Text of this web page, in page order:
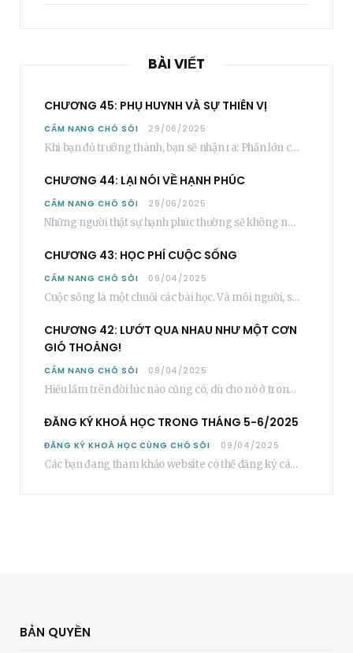
BÀI VIẾT
CHƯƠNG 45: PHỤ HUYNH VÀ SỰ THIÊN VỊ
CẨM NANG CHÓ SÓI 29/06/2025
Khi bạn đủ trưởng thành, bạn sẽ nhận ra: Phần lớn các bậc phụ huynh…
CHƯƠNG 44: LẠI NÓI VỀ HẠNH PHÚC
CẨM NANG CHÓ SÓI 29/06/2025
Những người thật sự hạnh phúc thường sẽ không nói cụ thể rằng bạn “phải”…
CHƯƠNG 43: HỌC PHÍ CUỘC SỐNG
CẨM NANG CHÓ SÓI 09/04/2025
Cuộc sống là một chuỗi các bài học. Và mỗi người, sẽ phải học rất…
CHƯƠNG 42: LƯỚT QUA NHAU NHƯ MỘT CƠN
GIÓ THOẢNG!
CẨM NANG CHÓ SÓI 09/04/2025
Hiểu lầm trên đời lúc nào cũng có, dù cho nó ở trong một mối…
ĐĂNG KÝ KHOÁ HỌC TRONG THÁNG 5-6/2025
ĐĂNG KÝ KHOÁ HỌC CÙNG CHÓ SÓI 09/04/2025
Các bạn đang tham khảo website có thể đăng ký các khoá học cơ bản…
BẢN QUYỀN